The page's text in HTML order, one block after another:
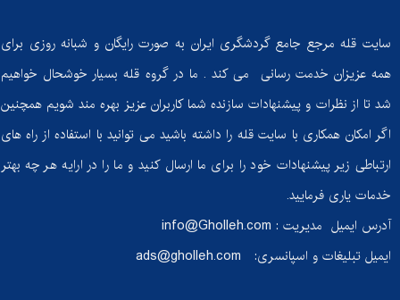
سایت قله مرجع جامع گردشگری ایران به صورت رایگان و شبانه روزی برای
همه عزیزان خدمت رسانی می کند . ما در گروه قله بسیار خوشحال خواهیم
شد تا از نظرات و پیشنهادات سازنده شما کاربران عزیز بهره مند شویم همچنین
اگر امکان همکاری با سایت قله را داشته باشید می توانید با استفاده از راه های
ارتباطی زیر پیشنهادات خود را برای ما ارسال کنید و ما را در ارایه هر چه بهتر
خدمات یاری فرمایید.
آدرس ایمیل مدیریت : info@Gholleh.com
ایمیل تبلیغات و اسپانسری: ads@gholleh.com